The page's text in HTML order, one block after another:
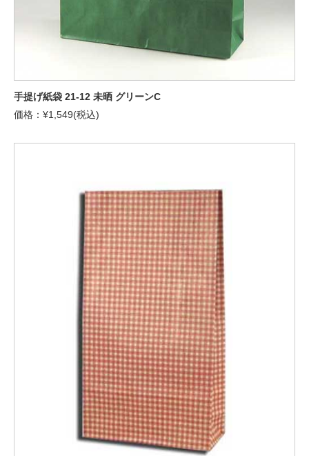
手提げ紙袋 21-12 未晒 グリーンC
価格：¥1,549(税込)